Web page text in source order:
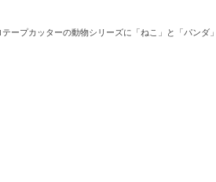
テープカッターの動物シリーズに「ねこ」と「パンダ